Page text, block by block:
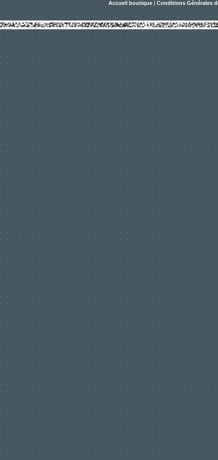
Accueil boutique | Conditions Générales